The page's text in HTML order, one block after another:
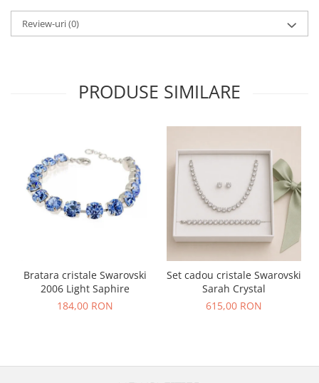
Review-uri(0)
PRODUSE SIMILARE
Bratara cristale Swarovski
2006 Light Saphire
184,00 RON
Set cadou cristale Swarovski
Sarah Crystal
615,00 RON